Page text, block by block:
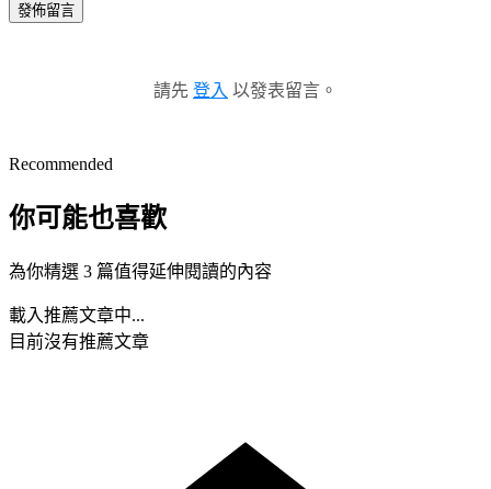
發佈留言
請先 登入 以發表留言。
Recommended
你可能也喜歡
為你精選 3 篇值得延伸閱讀的內容
載入推薦文章中...
目前沒有推薦文章